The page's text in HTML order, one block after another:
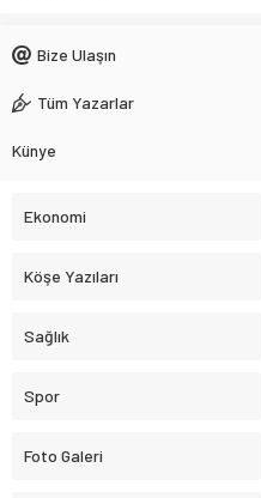
Bize Ulaşın
Tüm Yazarlar
Künye
Ekonomi
Köşe Yazıları
Sağlık
Spor
Foto Galeri